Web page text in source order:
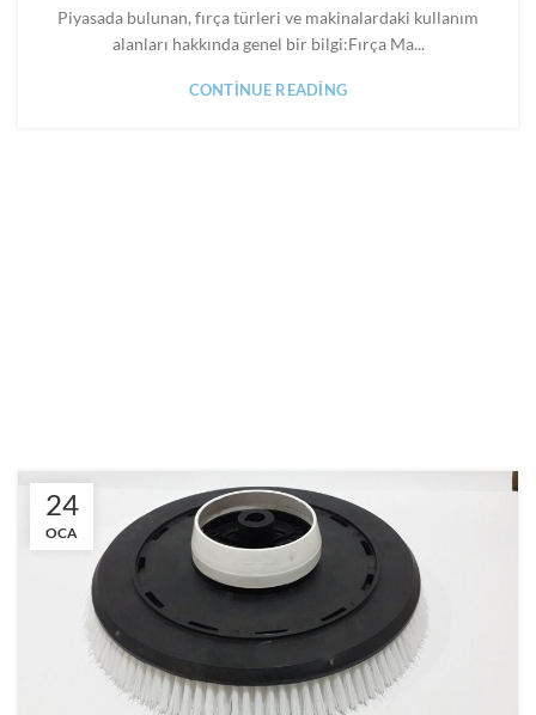
Piyasada bulunan, fırça türleri ve makinalardaki kullanım
alanları hakkında genel bir bilgi:Fırça Ma...
CONTINUE READING
24
OCA